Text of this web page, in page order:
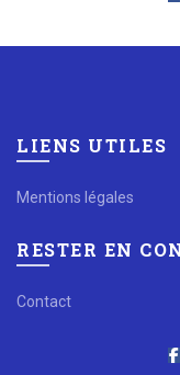
LIENS UTILES
Mentions légales
RESTER EN
Contact